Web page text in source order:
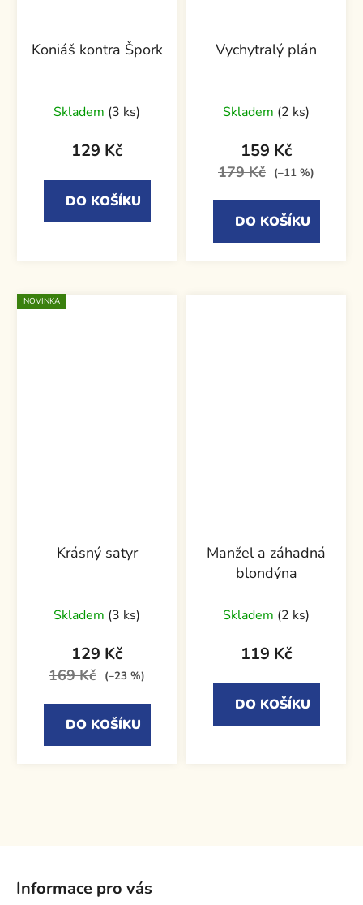
Koniáš kontra Špork
Skladem (3 ks)
129 Kč
DO KOŠÍKU
Vychytralý plán
Skladem (2 ks)
159 Kč
179 Kč (–11 %)
DO KOŠÍKU
NOVINKA
Krásný satyr
Skladem (3 ks)
129 Kč
169 Kč (–23 %)
DO KOŠÍKU
Manžel a záhadná
blondýna
Skladem (2 ks)
119 Kč
DO KOŠÍKU
Informace pro vás